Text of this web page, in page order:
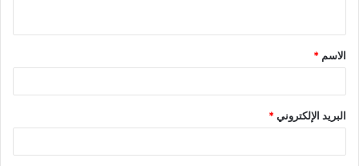
الاسم *
البريد الإلكتروني*